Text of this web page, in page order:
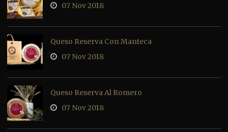
07 Nov 2018
Queso Reserva Con Manteca
07 Nov 2018
Queso Reserva Al Romero
07 Nov 2018